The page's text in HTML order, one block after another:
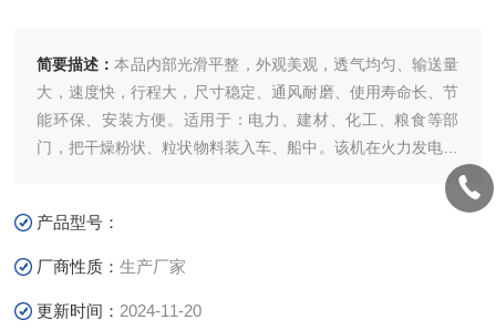
简要描述：本品内部光滑平整，外观美观，透气均匀、输送量
大，速度快，行程大，尺寸稳定、通风耐磨、使用寿命长、节
能环保、安装方便。适用于：电力、建材、化工、粮食等部
门，把干燥粉状、粒状物料装入车、船中。该机在火力发电厂
主要用于干式除尘器、灰斗或贮灰库、渣库下装车、装船。汽
产品型号：
厂商性质：生产厂家
更新时间： 2024-11-20